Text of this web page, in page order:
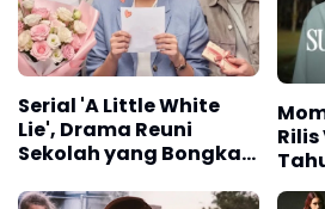
Serial 'A Little White
Lie', Drama Reuni
Sekolah yang Bongkar
Rilis